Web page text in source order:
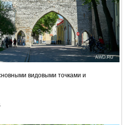
видовыми точками и